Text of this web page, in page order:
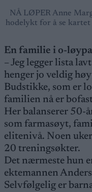
NÅ LØPER Anne
hodelykt for å se kartet
En familie i o-løypa
– Jeg legger lista
henger jo veldig
Budstikke, som er
familien nå er
Her balanserer 50-
som farmasøyt,
elitenivå. Noen
20 treningsøkter.
Det nærmeste hun
ektemannen
Selvfølgelig er